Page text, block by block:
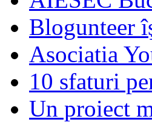
Blogunteer
Asociatia
10 sfaturi
Un proiect